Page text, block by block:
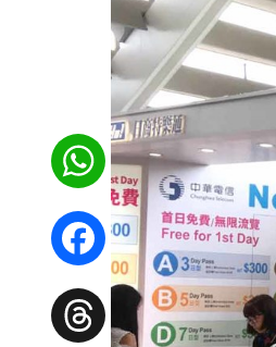
WhatsApp
Facebook